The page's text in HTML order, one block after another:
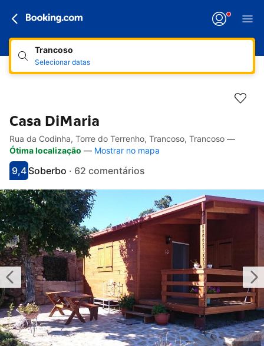
Trancoso
Selecionar datas
Casa DiMaria
Hiperligações de acessibilidade
Ir para a descrição
Ir para as comodidades
Ir para os quartos
Ir para as condições
Rua da Codinha, Torre do Terrenho, Trancoso, Trancoso —
Ótima localização — Mostrar no mapa
Pontuado com 9.4
9,4
Avaliado como soberbo
Soberbo · 62 comentários